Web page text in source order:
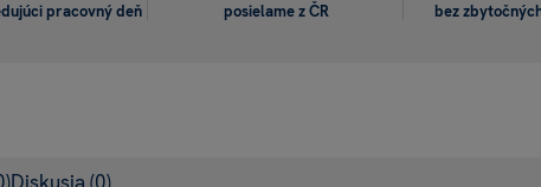
pracovný deň posielame z ČR bez